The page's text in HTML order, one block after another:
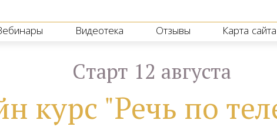
Видеотека Отзывы Карта сайта
Cтарт 12 августа
курс "Речь по